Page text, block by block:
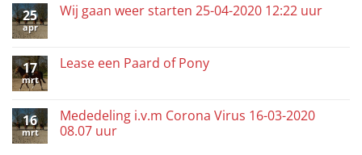
25
apr
Wij gaan weer starten 25-04-2020 12:22 uur
17
mrt
Lease een Paard of Pony
16
mrt
Mededeling i.v.m Corona Virus 16-03-2020
08.07 uur